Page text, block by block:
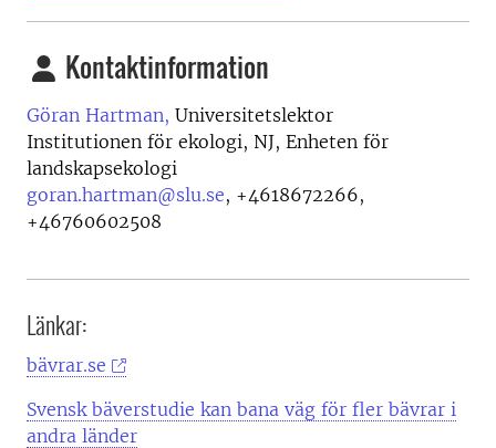
Kontaktinformation
Göran Hartman, Universitetslektor
Institutionen för ekologi, NJ, Enheten för
landskapsekologi
goran.hartman@slu.se, +4618672266,
+46760602508
Länkar:
bävrar.se
Svensk bäverstudie kan bana väg för fler bävrar i
andra länder